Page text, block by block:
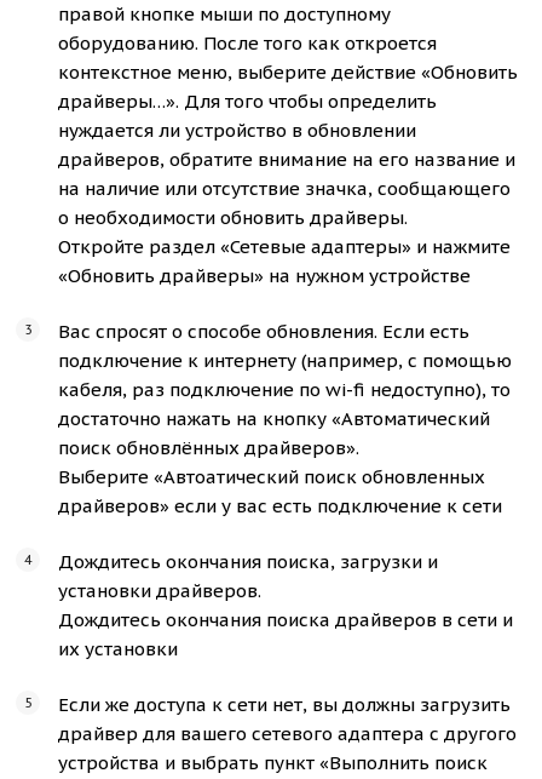
правой кнопке мыши по доступному
оборудованию. После того как откроется
контекстное меню, выберите действие «Обновить
драйверы…». Для того чтобы определить
нуждается ли устройство в обновлении
драйверов, обратите внимание на его название и
на наличие или отсутствие значка, сообщающего
о необходимости обновить драйверы.
Откройте раздел «Сетевые адаптеры» и нажмите
«Обновить драйверы» на нужном устройстве
Вас спросят о способе обновления. Если есть
подключение к интернету (например, с помощью
кабеля, раз подключение по wi-fi недоступно), то
достаточно нажать на кнопку «Автоматический
поиск обновлённых драйверов».
Выберите «Автоатический поиск обновленных
драйверов» если у вас есть подключение к сети
Дождитесь окончания поиска, загрузки и
установки драйверов.
Дождитесь окончания поиска драйверов в сети и
их установки
Если же доступа к сети нет, вы должны загрузить
драйвер для вашего сетевого адаптера с другого
устройства и выбрать пункт «Выполнить поиск